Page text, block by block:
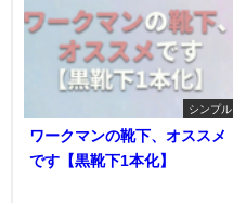
シンプル
ワークマンの靴下、オススメ
です【黒靴下1本化】